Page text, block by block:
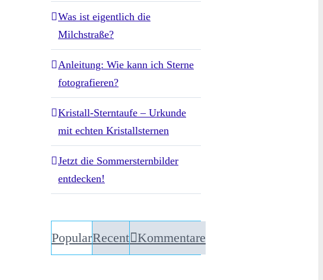
Was ist eigentlich die
Milchstraße?
Anleitung: Wie kann ich Sterne
fotografieren?
Kristall-Sterntaufe – Urkunde
mit echten Kristallsternen
Jetzt die Sommersternbilder
entdecken!
PopularRecent Kommentare